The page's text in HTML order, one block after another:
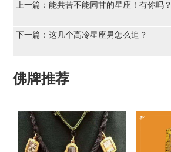
上一篇：能共苦不能同甘的星座！有你吗？
下一篇：这几个高冷星座男怎么追？
佛牌推荐